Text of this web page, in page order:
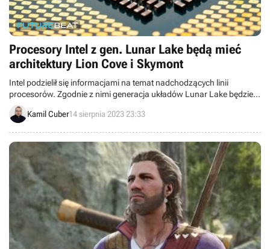
Procesory Intel z gen. Lunar Lake będą mieć
architektury Lion Cove i Skymont
Intel podzielił się informacjami na temat nadchodzących linii
procesorów. Zgodnie z nimi generacja układów Lunar Lake będzie
opierać się na nowych architektach Lion Cove i Skymont.
Kamil Cuber14 sierpnia 2023 23:33